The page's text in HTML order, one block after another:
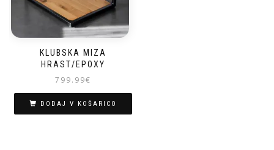
KLUBSKA MIZA
HRAST/EPOXY
799.99€
DODAJ V KOŠARICO